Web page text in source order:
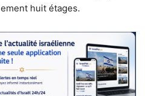
huit étages.